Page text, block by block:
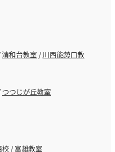
清和台教室 /川西能勢口教
つつじが丘教室
校/富雄教室